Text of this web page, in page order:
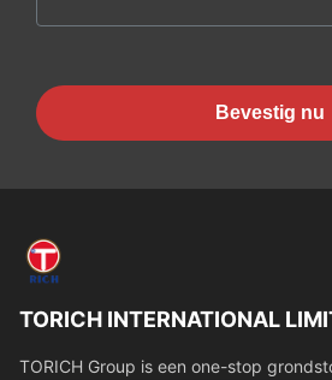
Bevestig nu
TORICH INTERNATIONAL
TORICH Group is een one-stop